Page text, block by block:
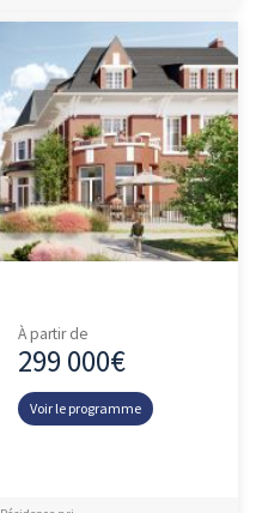
À partir de
299 000€
Voir le programme